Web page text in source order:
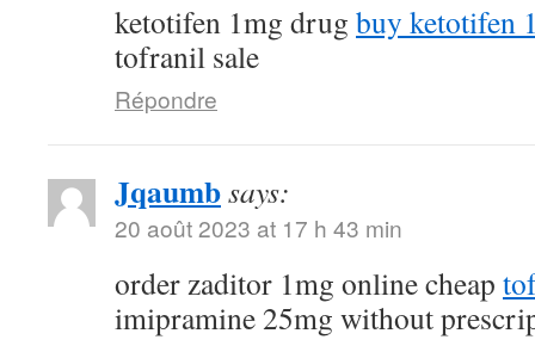
ketotifen 1mg drug buy ketotifen
tofranil sale
Répondre
Jqaumbsays:
20 août 2023 at 17 h 43 min
order zaditor 1mg online cheap
imipramine 25mg without